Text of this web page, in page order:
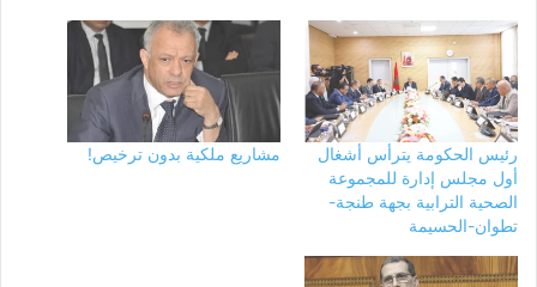
رئيس الحكومة يترأس أشغال
أول مجلس إدارة للمجموعة
الصحية الترابية بجهة طنجة-
تطوان-الحسيمة
مشاريع ملكية بدون ترخيص!